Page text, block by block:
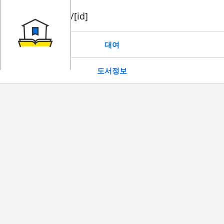
book/rent/[id]
대여
도서정보